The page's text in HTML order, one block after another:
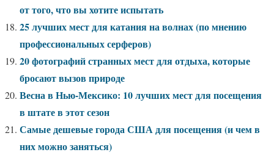
от того, что вы хотите испытать
25 лучших мест для катания на волнах (по мнению
профессиональных серферов)
20 фотографий странных мест для отдыха, которые
бросают вызов природе
Весна в Нью-Мексико: 10 лучших мест для посещения
в штате в этот сезон
Самые дешевые города США для посещения (и чем в
них можно заняться)